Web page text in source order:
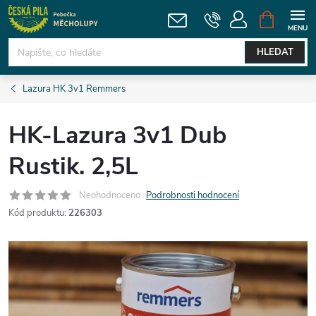
Přejít
na
obsah
HLEDAT
NÁKUPNÍ
KOŠÍK
Lazura HK 3v1 Remmers
HK-Lazura 3v1 Dub
Rustik. 2,5L
Neohodnoceno Podrobnosti hodnocení
Kód produktu: 226303